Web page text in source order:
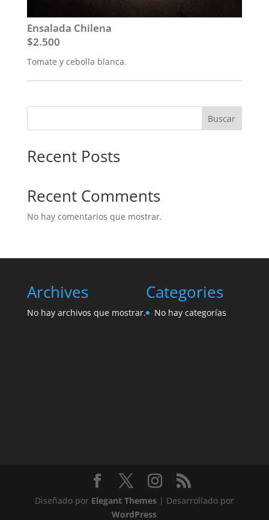
Ensalada Chilena
$2.500
Tomate y cebolla blanca.
Buscar
Recent Posts
Recent Comments
No hay comentarios que mostrar.
Archives
No hay archivos que mostrar.
Categories
No hay categorías
Diseñado por Elegant Themes| Desarrollado por
WordPress